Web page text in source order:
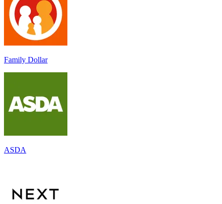
Family Dollar
ASDA